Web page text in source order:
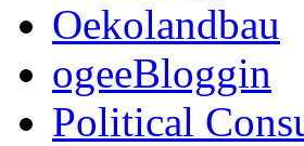
Oekolandbau
ogeeBloggin
Political